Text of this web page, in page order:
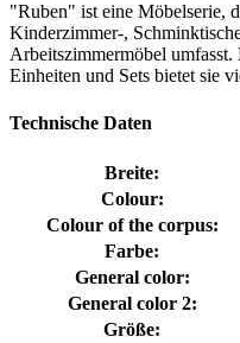
"Ruben" ist eine Möbelserie,
Kinderzimmer-,
Arbeitszimmermöbel
Einheiten und Sets bietet sie
Technische Daten
Breite:
Colour:
Colour of the corpus:
Farbe:
General color:
General color 2:
Größe: